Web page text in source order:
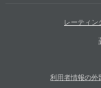
レーティン
利用者情報の外